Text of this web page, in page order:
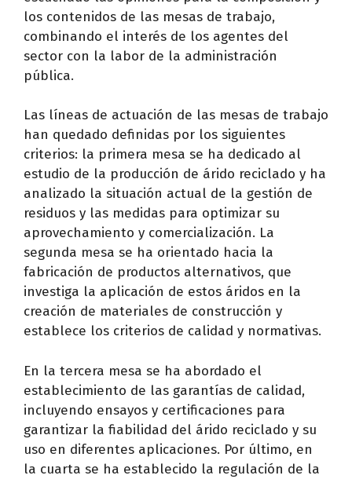
los contenidos de las mesas de trabajo,
combinando el interés de los agentes del
sector con la labor de la administración
pública.
Las líneas de actuación de las mesas de trabajo
han quedado definidas por los siguientes
criterios: la primera mesa se ha dedicado al
estudio de la producción de árido reciclado y ha
analizado la situación actual de la gestión de
residuos y las medidas para optimizar su
aprovechamiento y comercialización. La
segunda mesa se ha orientado hacia la
fabricación de productos alternativos, que
investiga la aplicación de estos áridos en la
creación de materiales de construcción y
establece los criterios de calidad y normativas.
En la tercera mesa se ha abordado el
establecimiento de las garantías de calidad,
incluyendo ensayos y certificaciones para
garantizar la fiabilidad del árido reciclado y su
uso en diferentes aplicaciones. Por último, en
la cuarta se ha establecido la regulación de la